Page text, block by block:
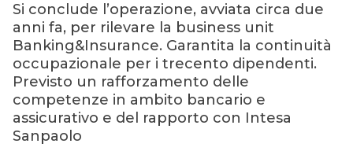
Si conclude l’operazione, avviata circa due
anni fa, per rilevare la business unit
Banking&Insurance. Garantita la continuità
occupazionale per i trecento dipendenti.
Previsto un rafforzamento delle
competenze in ambito bancario e
assicurativo e del rapporto con Intesa
Sanpaolo